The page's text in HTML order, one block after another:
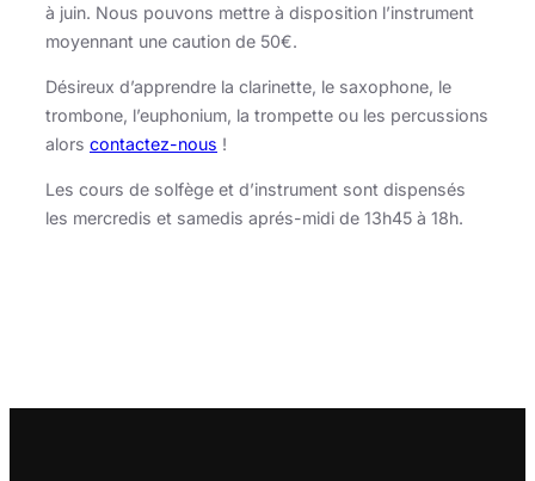
à juin. Nous pouvons mettre à disposition l’instrument
moyennant une caution de 50€.
Désireux d’apprendre la clarinette, le saxophone, le
trombone, l’euphonium, la trompette ou les percussions
alors contactez-nous !
Les cours de solfège et d’instrument sont dispensés
les mercredis et samedis aprés-midi de 13h45 à 18h.